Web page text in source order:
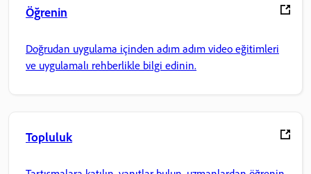
Öğrenin
Doğrudan uygulama içinden adım adım video eğitimleri
ve uygulamalı rehberlikle bilgi edinin.
Topluluk